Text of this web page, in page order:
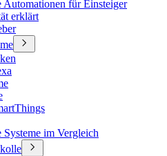
Automationen für Einsteiger
erklärt
Systeme im Vergleich